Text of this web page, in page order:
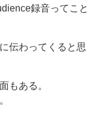
録音ってこと
伝わってくると思
もある。